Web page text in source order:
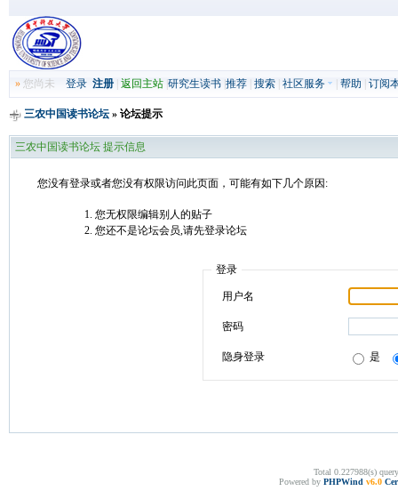
»您尚未 登录 注册| 返回主站| 研究生读书| 推荐| 搜索| 社区服务 帮助 订阅
三农中国读书论坛» 论坛提示
三农中国读书论坛 提示信息
您没有登录或者您没有权限访问此页面，可能有如下几个原因:
您无权限编辑别人的贴子
您还不是论坛会员,请先登录论坛
登录
用户名
密码
隐身登录 是
Total 0.227988(s)
Powered by PHPWind v6.0